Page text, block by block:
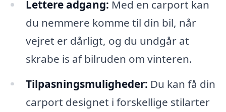
Lettere adgang: Med en carport kan
du nemmere komme til din bil, når
vejret er dårligt, og du undgår at
skrabe is af bilruden om vinteren.
Tilpasningsmuligheder: Du kan få din
carport designet i forskellige stilarter